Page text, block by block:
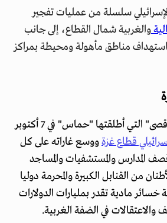
سلسلة من عمليات تفجير
والغربية شمال القطاع، إلى جانب
مناطق مأهولة ومحيطة بمراكز
غزة
عقب عملية "طوفان الأقصى" التي أطلقتها "حماس" في 7 أكتوبر
قطاع غزةووسع غاراته على كل
المدارس والمستشفيات والمساجد
من القنابل الكبيرة والمحرمة دوليا
خسائر مادية تقدر بمليارات الدولارات
والاعتقالات في الضفة الغربية.